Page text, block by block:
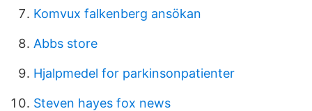
Komvux falkenberg ansökan
Abbs store
Hjalpmedel for parkinsonpatienter
Steven hayes fox news